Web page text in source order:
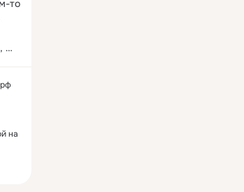
то
на